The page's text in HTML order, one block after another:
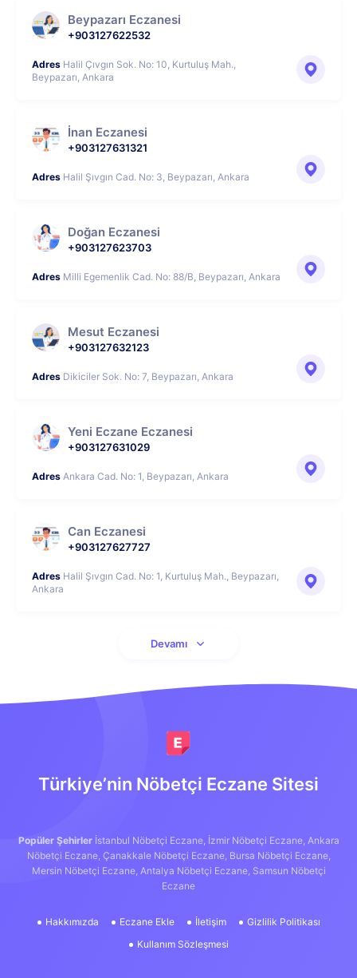
Beypazarı Eczanesi
+903127622532
Adres Halil Çıvgın Sok. No: 10, Kurtuluş Mah.,
Beypazarı, Ankara
İnan Eczanesi
+903127631321
Adres Halil Şıvgın Cad. No: 3, Beypazarı, Ankara
Doğan Eczanesi
+903127623703
Adres Milli Egemenlik Cad. No: 88/B, Beypazarı, Ankara
Mesut Eczanesi
+903127632123
Adres Dikiciler Sok. No: 7, Beypazarı, Ankara
Yeni Eczane Eczanesi
+903127631029
Adres Ankara Cad. No: 1, Beypazarı, Ankara
Can Eczanesi
+903127627727
Adres Halil Şıvgın Cad. No: 1, Kurtuluş Mah., Beypazarı,
Ankara
Devamı
Türkiye’nin Nöbetçi Eczane Sitesi
Popüler Şehirler İstanbul Nöbetçi Eczane, İzmir Nöbetçi Eczane, Ankara
Nöbetçi Eczane, Çanakkale Nöbetçi Eczane, Bursa Nöbetçi Eczane,
Mersin Nöbetçi Eczane, Antalya Nöbetçi Eczane, Samsun Nöbetçi
Eczane
Hakkımızda Eczane Ekle İletişim
Gizlilik Politikası
Kullanım Sözleşmesi